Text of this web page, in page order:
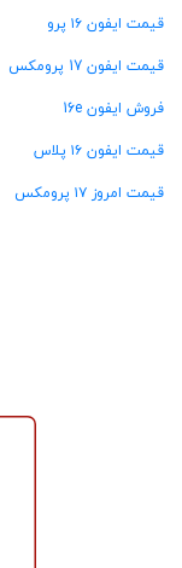
قیمت ایفون ۱۶ پرو
قیمت ایفون 17 پرومکس
فروش ایفون 16e
قیمت ایفون ۱۶ پلاس
قیمت امروز ۱۷ پرومکس